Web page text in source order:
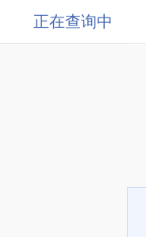
正在查询中